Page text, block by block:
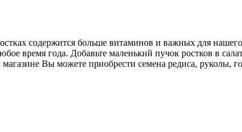
содержится больше витаминов и важных для
время года. Добавьте маленький пучок ростков в
Вы можете приобрести семена редиса, руколы,